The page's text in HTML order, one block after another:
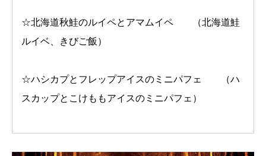
☆北海道秋鮭のルイペとアマムイペ （北海道鮭
ルイベ、きびご飯）
☆ハシカプとフレップアイスのミニパフェ （ハ
スカップとこけももアイスのミニパフェ）